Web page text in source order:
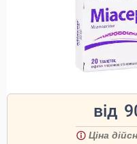
від
Ціна